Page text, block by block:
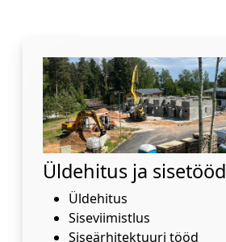
Üldehitus ja sisetööd
Üldehitus
Siseviimistlus
Siseärhitektuuri tööd